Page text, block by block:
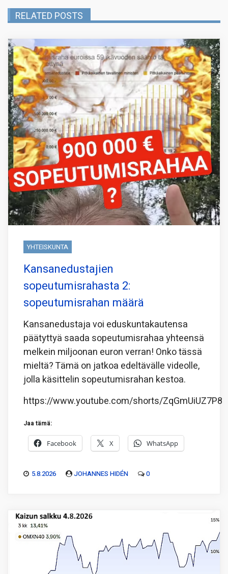
RELATED POSTS
YHTEISKUNTA
Kansanedustajien
sopeutumisrahasta 2:
sopeutumisrahan määrä
Kansanedustaja voi eduskuntakautensa
päätyttyä saada sopeutumisrahaa yhteensä
melkein miljoonan euron verran! Onko tässä
mieltä? Tämä on jatkoa edeltävälle videolle,
jolla käsittelin sopeutumisrahan kestoa.
https://www.youtube.com/shorts/ZqGmUiUZ7P8
Jaa tämä:
Facebook X WhatsApp
5.8.2026 JOHANNES HIDÉN 0